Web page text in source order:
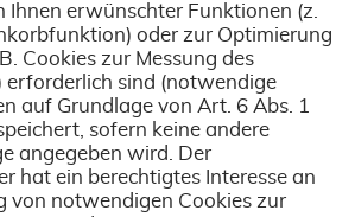
Ihnen erwünschter Funktionen (z.
oder zur Optimierung
Cookies zur Messung des
erforderlich sind (notwendige
auf Grundlage von Art. 6 Abs. 1
sofern keine andere
angegeben wird. Der
hat ein berechtigtes Interesse an
von notwendigen Cookies zur